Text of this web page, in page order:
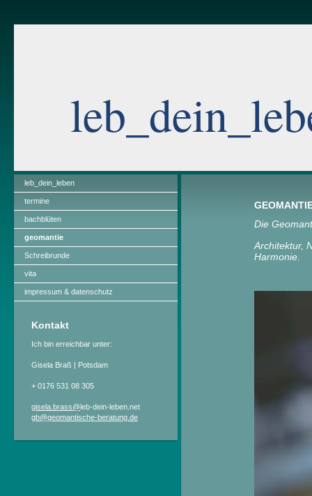
leb_dein_leben
termine
bachblüten
geomantie
Schreibrunde
vita
impressum & datenschutz
Kontakt
Ich bin erreichbar unter:
Gisela Braß | Potsdam
+ 0176 531 08 305
gisela.brass@leb-dein-leben.net
gb@geomantische-beratung.de
Die
Architektur,
Harmonie.